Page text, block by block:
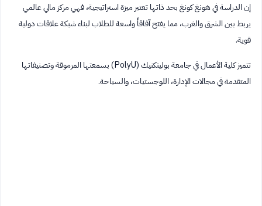
إن الدراسة في هونغ كونغ بحد ذاتها تعتبر ميزة استراتيجية، فهي مركز مالي عالمي
يربط بين الشرق والغرب، مما يفتح آفاقاً واسعة للطلاب لبناء شبكة علاقات دولية
قوية.
تتميز كلية الأعمال في جامعة بوليتكنيك (PolyU) بسمعتها المرموقة وتصنيفاتها
المتقدمة في مجالات الإدارة، اللوجستيات، والسياحة.